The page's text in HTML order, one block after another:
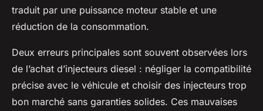
traduit par une puissance moteur stable et une
réduction de la consommation.
Deux erreurs principales sont souvent observées lors
de l’achat d’injecteurs diesel : négliger la compatibilité
précise avec le véhicule et choisir des injecteurs trop
bon marché sans garanties solides. Ces mauvaises